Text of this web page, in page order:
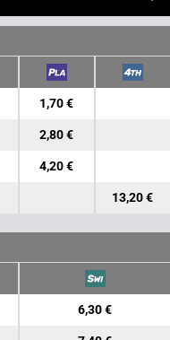
1,70 €
2,80 €
4,20 €
13,20 €
6,30 €